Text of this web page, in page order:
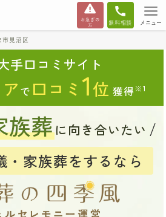
お急ぎの
方
無料相談 メニュー
市見沼区
手口コミサイト
で 口コミ 1位 獲得※1
族葬に向き合いたい
・家族葬をするなら